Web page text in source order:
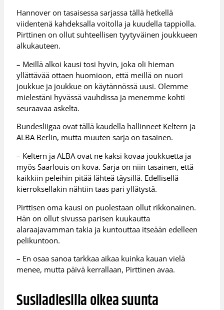
Hannover on tasaisessa sarjassa tällä hetkellä
viidentenä kahdeksalla voitolla ja kuudella tappiolla.
Pirttinen on ollut suhteellisen tyytyväinen joukkueen
alkukauteen.
– Meillä alkoi kausi tosi hyvin, joka oli hieman
yllättävää ottaen huomioon, että meillä on nuori
joukkue ja joukkue on käytännössä uusi. Olemme
mielestäni hyvässä vauhdissa ja menemme kohti
seuraavaa askelta.
Bundesliigaa ovat tällä kaudella hallinneet Keltern ja
ALBA Berlin, mutta muuten sarja on tasainen.
– Keltern ja ALBA ovat ne kaksi kovaa joukkuetta ja
myös Saarlouis on kova. Sarja on niin tasainen, että
kaikkiin peleihin pitää lähteä täysillä. Edellisellä
kierroksellakin nähtiin taas pari yllätystä.
Pirttisen oma kausi on puolestaan ollut rikkonainen.
Hän on ollut sivussa parisen kuukautta
alaraajavamman takia ja kuntouttaa itseään edelleen
pelikuntoon.
– En osaa sanoa tarkkaa aikaa kuinka kauan vielä
menee, mutta päivä kerrallaan, Pirttinen avaa.
Susiladiesilla oikea suunta